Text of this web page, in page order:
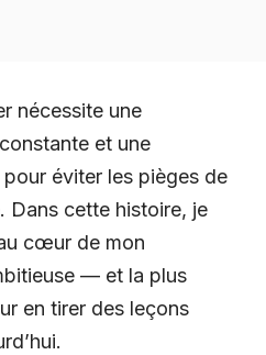
nécessite une
et une
éviter les pièges de
Dans cette histoire, je
cœur de mon
— et la plus
en tirer des leçons